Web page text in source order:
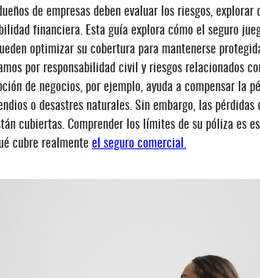
de empresas deben evaluar los riesgos, explorar
financiera. Esta guía explora cómo el seguro
optimizar su cobertura para mantenerse
por responsabilidad civil y riesgos relacionados
de negocios, por ejemplo, ayuda a compensar la
o desastres naturales. Sin embargo, las pérdidas
cubiertas. Comprender los límites de su póliza es
cubre realmente el seguro comercial.